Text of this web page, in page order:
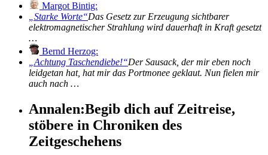
Margot Bintig:
Starke Worte Das Gesetz zur Erzeugung sichtbarer
elektromagnetischer Strahlung wird dauerhaft in Kraft gesetzt
…
Bernd Herzog:
Achtung Taschendiebe! Der Sausack, der mir eben noch
leidgetan hat, hat mir das Portmonee geklaut. Nun fielen mir
auch nach …
Annalen:Begib dich auf Zeitreise,
stöbere in Chroniken des
Zeitgeschehens